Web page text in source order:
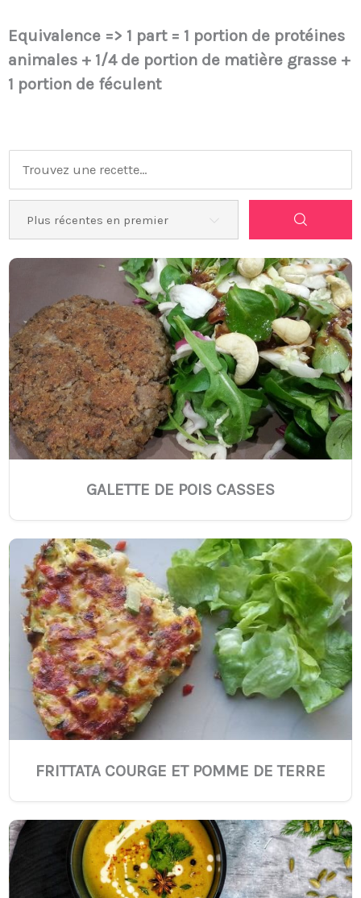
Equivalence => 1 part = 1 portion de protéines
animales + 1/4 de portion de matière grasse +
1 portion de féculent
GALETTE DE POIS CASSES
FRITTATA COURGE ET POMME DE TERRE